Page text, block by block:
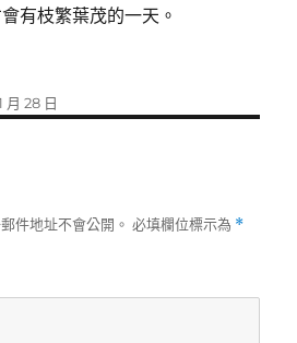
有枝繁葉茂的一天。
月 28 日
件地址不會公開。 必填欄位標示為 *